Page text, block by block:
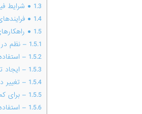
1.3 ● شرایط
1.4
●
1.5
●
1.5.1 – نظم در
1.5.2
–
1.5.3 – ایجاد
1.5.4 – تغییر
1.5.5 – برای
1.5.6
–